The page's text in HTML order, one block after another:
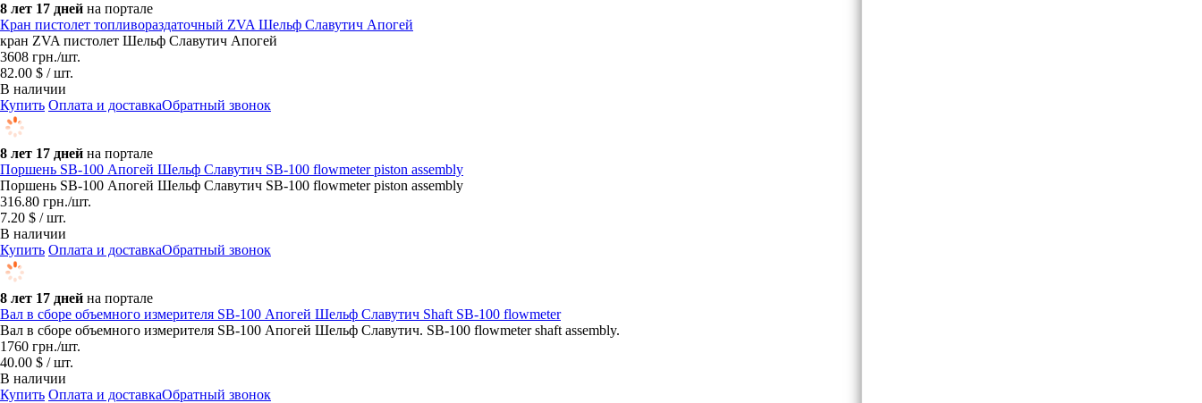
8 лет 17 дней на портале
Кран пистолет топливораздаточный ZVA Шельф Славутич Апогей
кран ZVA пистолет Шельф Славутич Апогей
3608 грн./шт.
82.00 $ / шт.
В наличии
Купить Оплата и доставкаОбратный звонок
8 лет 17 дней на портале
Поршень SB-100 Апогей Шельф Славутич SB-100 flowmeter piston assembly
Поршень SB-100 Апогей Шельф Славутич SB-100 flowmeter piston assembly
316.80 грн./шт.
7.20 $ / шт.
В наличии
Купить Оплата и доставкаОбратный звонок
8 лет 17 дней на портале
Вал в сборе объемного измерителя SB-100 Апогей Шельф Славутич Shaft SB-100 flowmeter
Вал в сборе объемного измерителя SB-100 Апогей Шельф Славутич. SB-100 flowmeter shaft assembly.
1760 грн./шт.
40.00 $ / шт.
В наличии
Купить Оплата и доставкаОбратный звонок